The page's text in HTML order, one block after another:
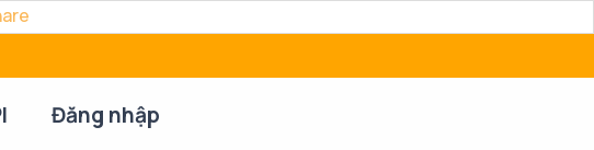
Đăng nhập